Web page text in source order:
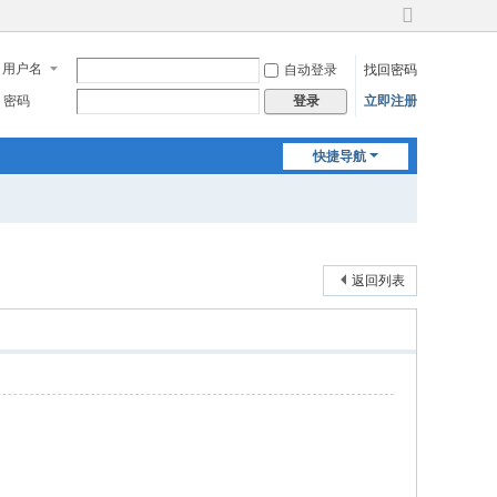
切
到
宽
用户名 自动登录
找回密码
密码
登录 立即注册
快捷导航
返回列表